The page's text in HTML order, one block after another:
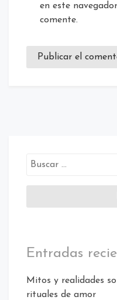
en este
comente.
Buscar:
Entradas
Mitos y realidades
rituales de amor